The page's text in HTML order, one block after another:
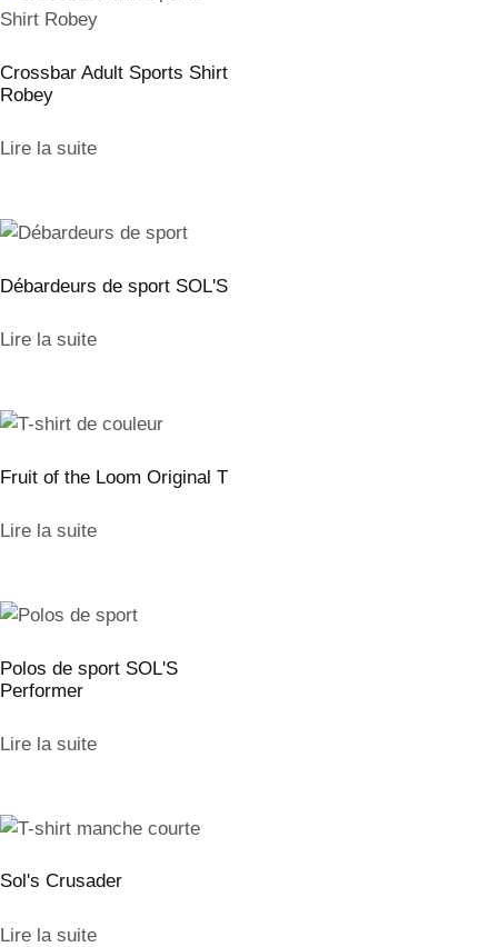
Crossbar Adult Sports Shirt
Robey
Lire la suite
Débardeurs de sport SOL'S
Lire la suite
Fruit of the Loom Original T
Lire la suite
Polos de sport SOL'S
Performer
Lire la suite
Sol's Crusader
Lire la suite